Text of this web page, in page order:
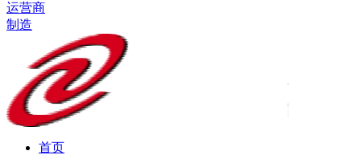
运营商
制造
首页